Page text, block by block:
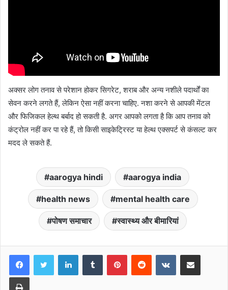
अक्सर लोग तनाव से परेशान होकर सिगरेट, शराब और अन्य नशीले पदार्थों का
सेवन करने लगते हैं, लेकिन ऐसा नहीं करना चाहिए. नशा करने से आपकी मेंटल
और फिजिकल हेल्थ बर्बाद हो सकती है. अगर आपको लगता है कि आप तनाव को
कंट्रोल नहीं कर पा रहे हैं, तो किसी साइकेट्रिस्ट या हेल्थ एक्सपर्ट से कंसल्ट कर
मदद ले सकते हैं.
aarogya hindi aarogya india
health news mental health care
पोषण समाचार स्वास्थ्य और बीमारियां
LinkedInTumblr PinterestReddit VKontakteShare via Email
Print